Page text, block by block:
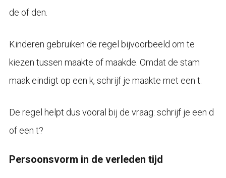
de of den.
Kinderen gebruiken de regel bijvoorbeeld om te
kiezen tussen maakte of maakde. Omdat de stam
maak eindigt op een k, schrijf je maakte met een t.
De regel helpt dus vooral bij de vraag: schrijf je een d
of een t?
Persoonsvorm in de verleden tijd